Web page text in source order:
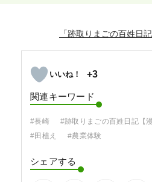
「跡取りまごの百姓日
+3
関連キーワード
#長崎 #跡取りまごの百姓日記【漫
#田植え
#農業体験
シェアする